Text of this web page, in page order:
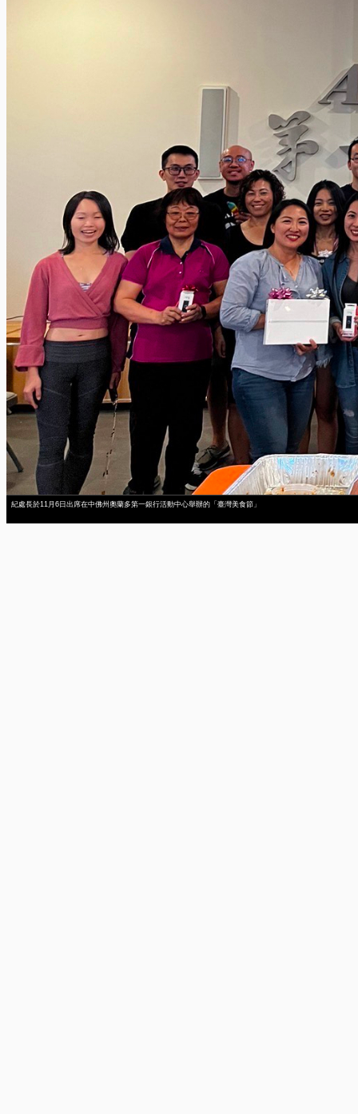
紀處長於11月6日出席在中佛州奧蘭多第一銀行活動中心舉辦的「臺灣美食節」